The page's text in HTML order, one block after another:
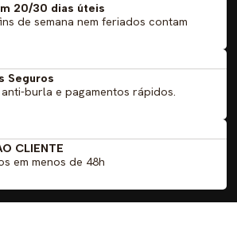
20/30 dias úteis
de semana nem feriados contam
Seguros
anti-burla e pagamentos rápidos.
CLIENTE
em menos de 48h